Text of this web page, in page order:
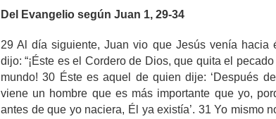
Del Evangelio según Juan 1, 29-34
29 Al día siguiente, Juan vio que Jesús venía hacia
dijo: “¡Éste es el Cordero de Dios, que quita el pecado
mundo! 30 Éste es aquel de quien dije: ‘Después
viene un hombre que es más importante que yo,
antes de que yo naciera, Él ya existía’. 31 Yo mismo